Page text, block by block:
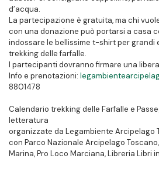
d’acqua.
La partecipazione è gratuita, ma chi
con una donazione può portarsi a casa
indossare le bellissime t-shirt per grandi
trekking delle farfalle.
I partecipanti dovranno firmare una
Info e prenotazioni: legambientearcip
8801478
Calendario trekking delle Farfalle e
letteratura
organizzate da Legambiente Arcipelago
con Parco Nazionale Arcipelago
Marina, Pro Loco Marciana, Libreria Libri